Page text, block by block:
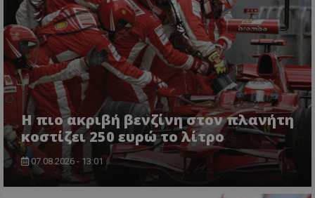
Η πιο ακριβή βενζίνη στον πλανήτη
κοστίζει 250 ευρώ το λίτρο
07.08.2026 - 13:01